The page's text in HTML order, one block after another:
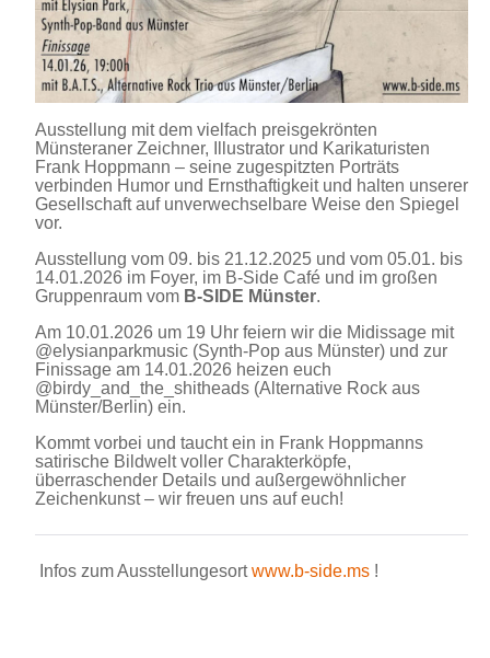
Ausstellung mit dem vielfach preisgekrönten
Münsteraner Zeichner, Illustrator und Karikaturisten
Frank Hoppmann – seine zugespitzten Porträts
verbinden Humor und Ernsthaftigkeit und halten unserer
Gesellschaft auf unverwechselbare Weise den Spiegel
vor.
Ausstellung vom 09. bis 21.12.2025 und vom 05.01. bis
14.01.2026 im Foyer, im B-Side Café und im großen
Gruppenraum vom B-SIDE Münster.
Am 10.01.2026 um 19 Uhr feiern wir die Midissage mit
@elysianparkmusic (Synth-Pop aus Münster) und zur
Finissage am 14.01.2026 heizen euch
@birdy_and_the_shitheads (Alternative Rock aus
Münster/Berlin) ein.
Kommt vorbei und taucht ein in Frank Hoppmanns
satirische Bildwelt voller Charakterköpfe,
überraschender Details und außergewöhnlicher
Zeichenkunst – wir freuen uns auf euch!
Infos zum Ausstellungesortwww.b-side.ms !